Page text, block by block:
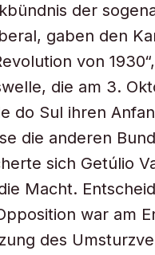
der
gaben den
von
die am 3.
do Sul ihren
die anderen
sich Getúlio
Macht.
war am
des